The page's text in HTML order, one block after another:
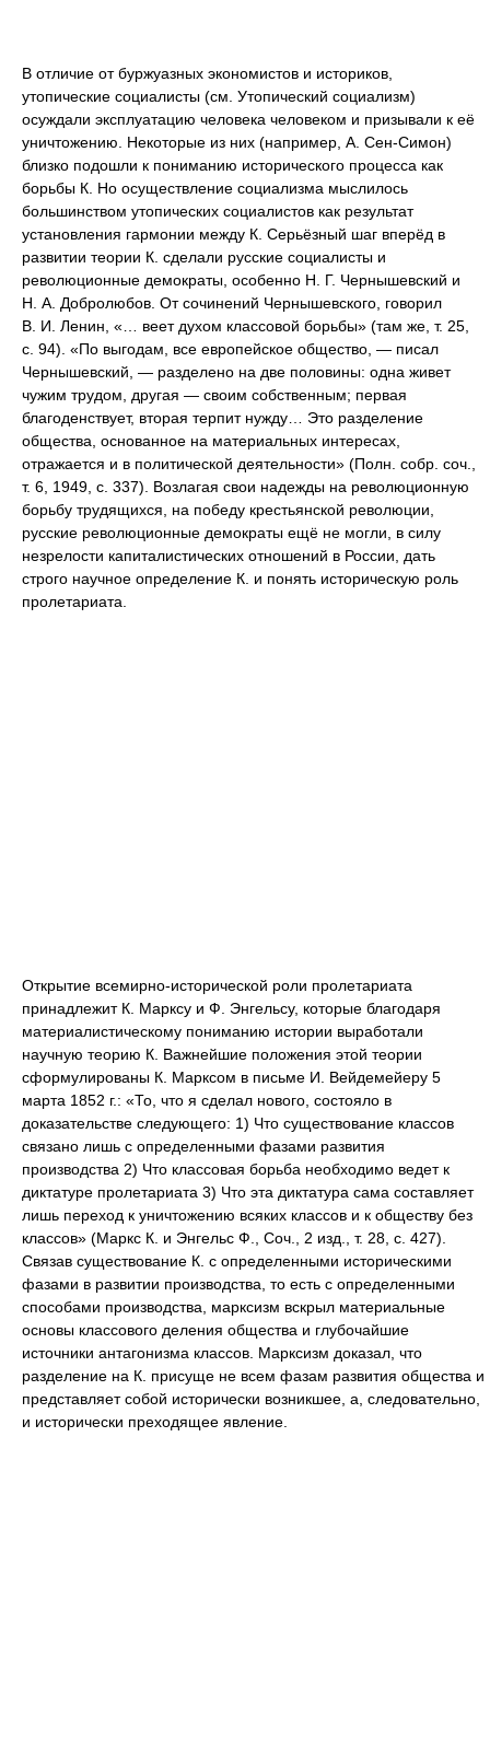
В отличие от буржуазных экономистов и историков,
утопические социалисты (см. Утопический социализм)
осуждали эксплуатацию человека человеком и призывали к её
уничтожению. Некоторые из них (например, А. Сен-Симон)
близко подошли к пониманию исторического процесса как
борьбы К. Но осуществление социализма мыслилось
большинством утопических социалистов как результат
установления гармонии между К. Серьёзный шаг вперёд в
развитии теории К. сделали русские социалисты и
революционные демократы, особенно Н. Г. Чернышевский и
Н. А. Добролюбов. От сочинений Чернышевского, говорил
В. И. Ленин, «… веет духом классовой борьбы» (там же, т. 25,
с. 94). «По выгодам, все европейское общество, — писал
Чернышевский, — разделено на две половины: одна живет
чужим трудом, другая — своим собственным; первая
благоденствует, вторая терпит нужду… Это разделение
общества, основанное на материальных интересах,
отражается и в политической деятельности» (Полн. собр. соч.,
т. 6, 1949, с. 337). Возлагая свои надежды на революционную
борьбу трудящихся, на победу крестьянской революции,
русские революционные демократы ещё не могли, в силу
незрелости капиталистических отношений в России, дать
строго научное определение К. и понять историческую роль
пролетариата.
Открытие всемирно-исторической роли пролетариата
принадлежит К. Марксу и Ф. Энгельсу, которые благодаря
материалистическому пониманию истории выработали
научную теорию К. Важнейшие положения этой теории
сформулированы К. Марксом в письме И. Вейдемейеру 5
марта 1852 г.: «То, что я сделал нового, состояло в
доказательстве следующего: 1) Что существование классов
связано лишь с определенными фазами развития
производства 2) Что классовая борьба необходимо ведет к
диктатуре пролетариата 3) Что эта диктатура сама составляет
лишь переход к уничтожению всяких классов и к обществу без
классов» (Маркс К. и Энгельс Ф., Соч., 2 изд., т. 28, с. 427).
Связав существование К. с определенными историческими
фазами в развитии производства, то есть с определенными
способами производства, марксизм вскрыл материальные
основы классового деления общества и глубочайшие
источники антагонизма классов. Марксизм доказал, что
разделение на К. присуще не всем фазам развития общества и
представляет собой исторически возникшее, а, следовательно,
и исторически преходящее явление.